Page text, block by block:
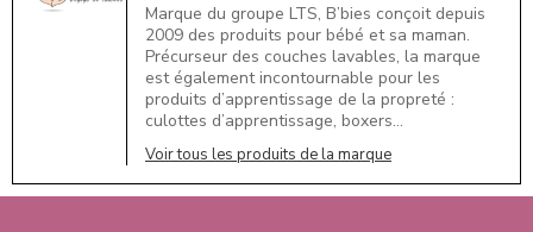
Marque du groupe LTS, B’bies conçoit depuis
2009 des produits pour bébé et sa maman.
Précurseur des couches lavables, la marque
est également incontournable pour les
produits d’apprentissage de la propreté :
culottes d’apprentissage, boxers…
Voir tous les produits de la marque